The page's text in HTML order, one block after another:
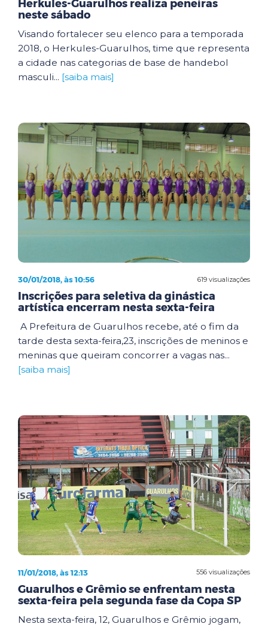
Herkules-Guarulhos realiza peneiras
neste sábado
Visando fortalecer seu elenco para a temporada
2018, o Herkules-Guarulhos, time que representa
a cidade nas categorias de base de handebol
masculi... [saiba mais]
619 visualizações
30/01/2018, às 10:56
Inscrições para seletiva da ginástica
artística encerram nesta sexta-feira
A Prefeitura de Guarulhos recebe, até o fim da
tarde desta sexta-feira,23, inscrições de meninos e
meninas que queiram concorrer a vagas nas...
[saiba mais]
556 visualizações
11/01/2018, às 12:13
Guarulhos e Grêmio se enfrentam nesta
sexta-feira pela segunda fase da Copa SP
Nesta sexta-feira, 12, Guarulhos e Grêmio jogam,